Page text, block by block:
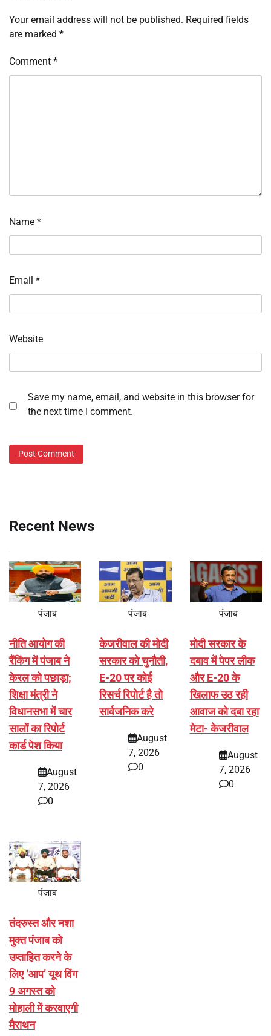
Your email address will not be published. Required fields
are marked *
Comment *
Name *
Email *
Website
Save my name, email, and website in this browser for
the next time I comment.
Recent News
पंजाब
नीति आयोग की
रैंकिंग में पंजाब ने
केरल को पछाड़ा;
शिक्षा मंत्री ने
विधानसभा में चार
सालों का रिपोर्ट
कार्ड पेश किया
August
7, 2026
0
पंजाब
केजरीवाल की मोदी
सरकार को चुनौती,
E-20 पर कोई
रिसर्च रिपोर्ट है तो
सार्वजनिक करे
August
7, 2026
0
पंजाब
मोदी सरकार के
दबाव में पेपर लीक
और E-20 के
खिलाफ उठ रही
आवाज को दबा रहा
मेटा- केजरीवाल
August
7, 2026
0
पंजाब
तंदरुस्त और नशा
मुक्त पंजाब को
उप्ताहित करने के
लिए ‘आप’ यूथ विंग
9 अगस्त को
मोहाली में करवाएगी
मैराथन